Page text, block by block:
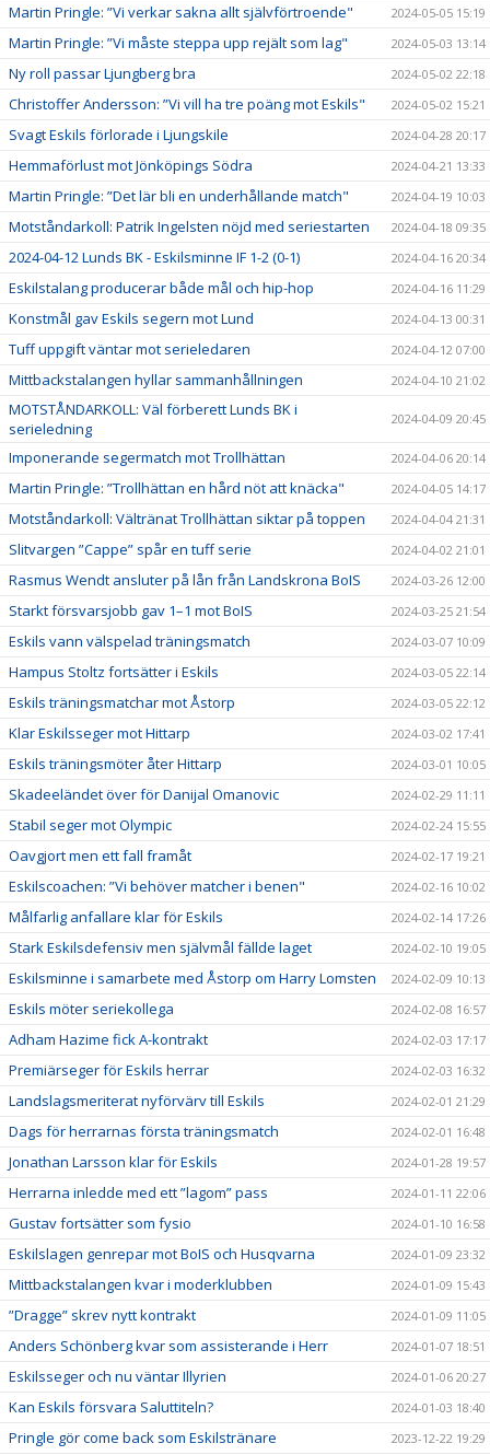
Martin Pringle: ”Vi verkar sakna allt självförtroende" 2024-05-05 15:19
Martin Pringle: ”Vi måste steppa upp rejält som lag" 2024-05-03 13:14
Ny roll passar Ljungberg bra 2024-05-02 22:18
Christoffer Andersson: ”Vi vill ha tre poäng mot Eskils" 2024-05-02 15:21
Svagt Eskils förlorade i Ljungskile 2024-04-28 20:17
Hemmaförlust mot Jönköpings Södra 2024-04-21 13:33
Martin Pringle: ”Det lär bli en underhållande match" 2024-04-19 10:03
Motståndarkoll: Patrik Ingelsten nöjd med seriestarten 2024-04-18 09:35
2024-04-12 Lunds BK - Eskilsminne IF 1-2 (0-1) 2024-04-16 20:34
Eskilstalang producerar både mål och hip-hop 2024-04-16 11:29
Konstmål gav Eskils segern mot Lund 2024-04-13 00:31
Tuff uppgift väntar mot serieledaren 2024-04-12 07:00
Mittbackstalangen hyllar sammanhållningen 2024-04-10 21:02
MOTSTÅNDARKOLL: Väl förberett Lunds BK i
serieledning
2024-04-09 20:45
Imponerande segermatch mot Trollhättan 2024-04-06 20:14
Martin Pringle: ”Trollhättan en hård nöt att knäcka" 2024-04-05 14:17
Motståndarkoll: Vältränat Trollhättan siktar på toppen 2024-04-04 21:31
Slitvargen ”Cappe” spår en tuff serie 2024-04-02 21:01
Rasmus Wendt ansluter på lån från Landskrona BoIS 2024-03-26 12:00
Starkt försvarsjobb gav 1–1 mot BoIS 2024-03-25 21:54
Eskils vann välspelad träningsmatch 2024-03-07 10:09
Hampus Stoltz fortsätter i Eskils 2024-03-05 22:14
Eskils träningsmatchar mot Åstorp 2024-03-05 22:12
Klar Eskilsseger mot Hittarp 2024-03-02 17:41
Eskils träningsmöter åter Hittarp 2024-03-01 10:05
Skadeeländet över för Danijal Omanovic 2024-02-29 11:11
Stabil seger mot Olympic 2024-02-24 15:55
Oavgjort men ett fall framåt 2024-02-17 19:21
Eskilscoachen: ”Vi behöver matcher i benen" 2024-02-16 10:02
Målfarlig anfallare klar för Eskils 2024-02-14 17:26
Stark Eskilsdefensiv men självmål fällde laget 2024-02-10 19:05
Eskilsminne i samarbete med Åstorp om Harry Lomsten 2024-02-09 10:13
Eskils möter seriekollega 2024-02-08 16:57
Adham Hazime fick A-kontrakt 2024-02-03 17:17
Premiärseger för Eskils herrar 2024-02-03 16:32
Landslagsmeriterat nyförvärv till Eskils 2024-02-01 21:29
Dags för herrarnas första träningsmatch 2024-02-01 16:48
Jonathan Larsson klar för Eskils 2024-01-28 19:57
Herrarna inledde med ett ”lagom” pass 2024-01-11 22:06
Gustav fortsätter som fysio 2024-01-10 16:58
Eskilslagen genrepar mot BoIS och Husqvarna 2024-01-09 23:32
Mittbackstalangen kvar i moderklubben 2024-01-09 15:43
”Dragge” skrev nytt kontrakt 2024-01-09 11:05
Anders Schönberg kvar som assisterande i Herr 2024-01-07 18:51
Eskilsseger och nu väntar Illyrien 2024-01-06 20:27
Kan Eskils försvara Saluttiteln? 2024-01-03 18:40
Pringle gör come back som Eskilstränare 2023-12-22 19:29